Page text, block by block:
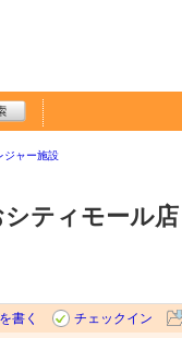
ジャー施設
ティモール店
書く
チェックイン